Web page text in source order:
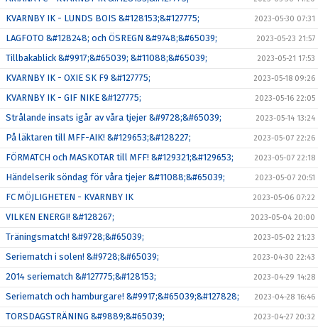
KVARNBY IK - LUNDS BOIS &#128153;&#127775; 2023-05-30 07:31
LAGFOTO &#128248; och ÖSREGN &#9748;&#65039; 2023-05-23 21:57
Tillbakablick &#9917;&#65039; &#11088;&#65039; 2023-05-21 17:53
KVARNBY IK - OXIE SK F9 &#127775; 2023-05-18 09:26
KVARNBY IK - GIF NIKE &#127775; 2023-05-16 22:05
Strålande insats igår av våra tjejer &#9728;&#65039; 2023-05-14 13:24
På läktaren till MFF-AIK! &#129653;&#128227; 2023-05-07 22:26
FÖRMATCH och MASKOTAR till MFF! &#129321;&#129653; 2023-05-07 22:18
Händelserik söndag för våra tjejer &#11088;&#65039; 2023-05-07 20:51
FC MÖJLIGHETEN - KVARNBY IK 2023-05-06 07:22
VILKEN ENERGI! &#128267; 2023-05-04 20:00
Träningsmatch! &#9728;&#65039; 2023-05-02 21:23
Seriematch i solen! &#9728;&#65039; 2023-04-30 22:43
2014 seriematch &#127775;&#128153; 2023-04-29 14:28
Seriematch och hamburgare! &#9917;&#65039;&#127828; 2023-04-28 16:46
TORSDAGSTRÄNING &#9889;&#65039; 2023-04-27 20:32